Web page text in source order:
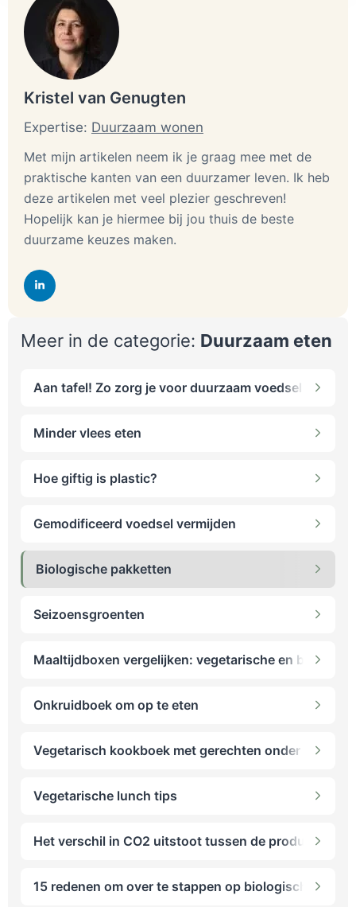
Kristel van Genugten
Expertise: Duurzaam wonen
Met mijn artikelen neem ik je graag mee met de
praktische kanten van een duurzamer leven. Ik heb
deze artikelen met veel plezier geschreven!
Hopelijk kan je hiermee bij jou thuis de beste
duurzame keuzes maken.
Meer in de categorie: Duurzaam eten
Aan tafel! Zo zorg je voor duurzaam voedsel op
Minder vlees eten
Hoe giftig is plastic?
Gemodificeerd voedsel vermijden
Biologische pakketten
Seizoensgroenten
Maaltijdboxen vergelijken: vegetarische en
Onkruidboek om op te eten
Vegetarisch kookboek met gerechten onder 5 euro
Vegetarische lunch tips
Het verschil in CO2 uitstoot tussen de productie van
15 redenen om over te stappen op biologische